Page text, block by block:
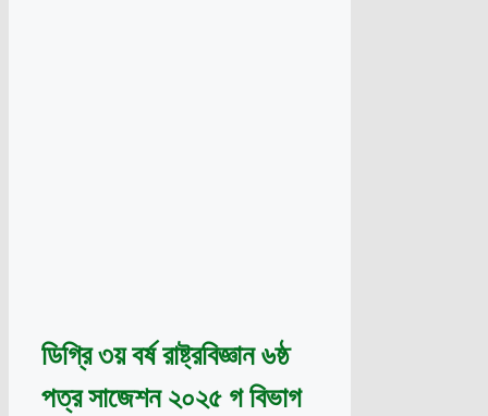
ডিগ্রি ৩য় বর্ষ রাষ্ট্রবিজ্ঞান ৬ষ্ঠ
পত্র সাজেশন ২০২৫ গ বিভাগ